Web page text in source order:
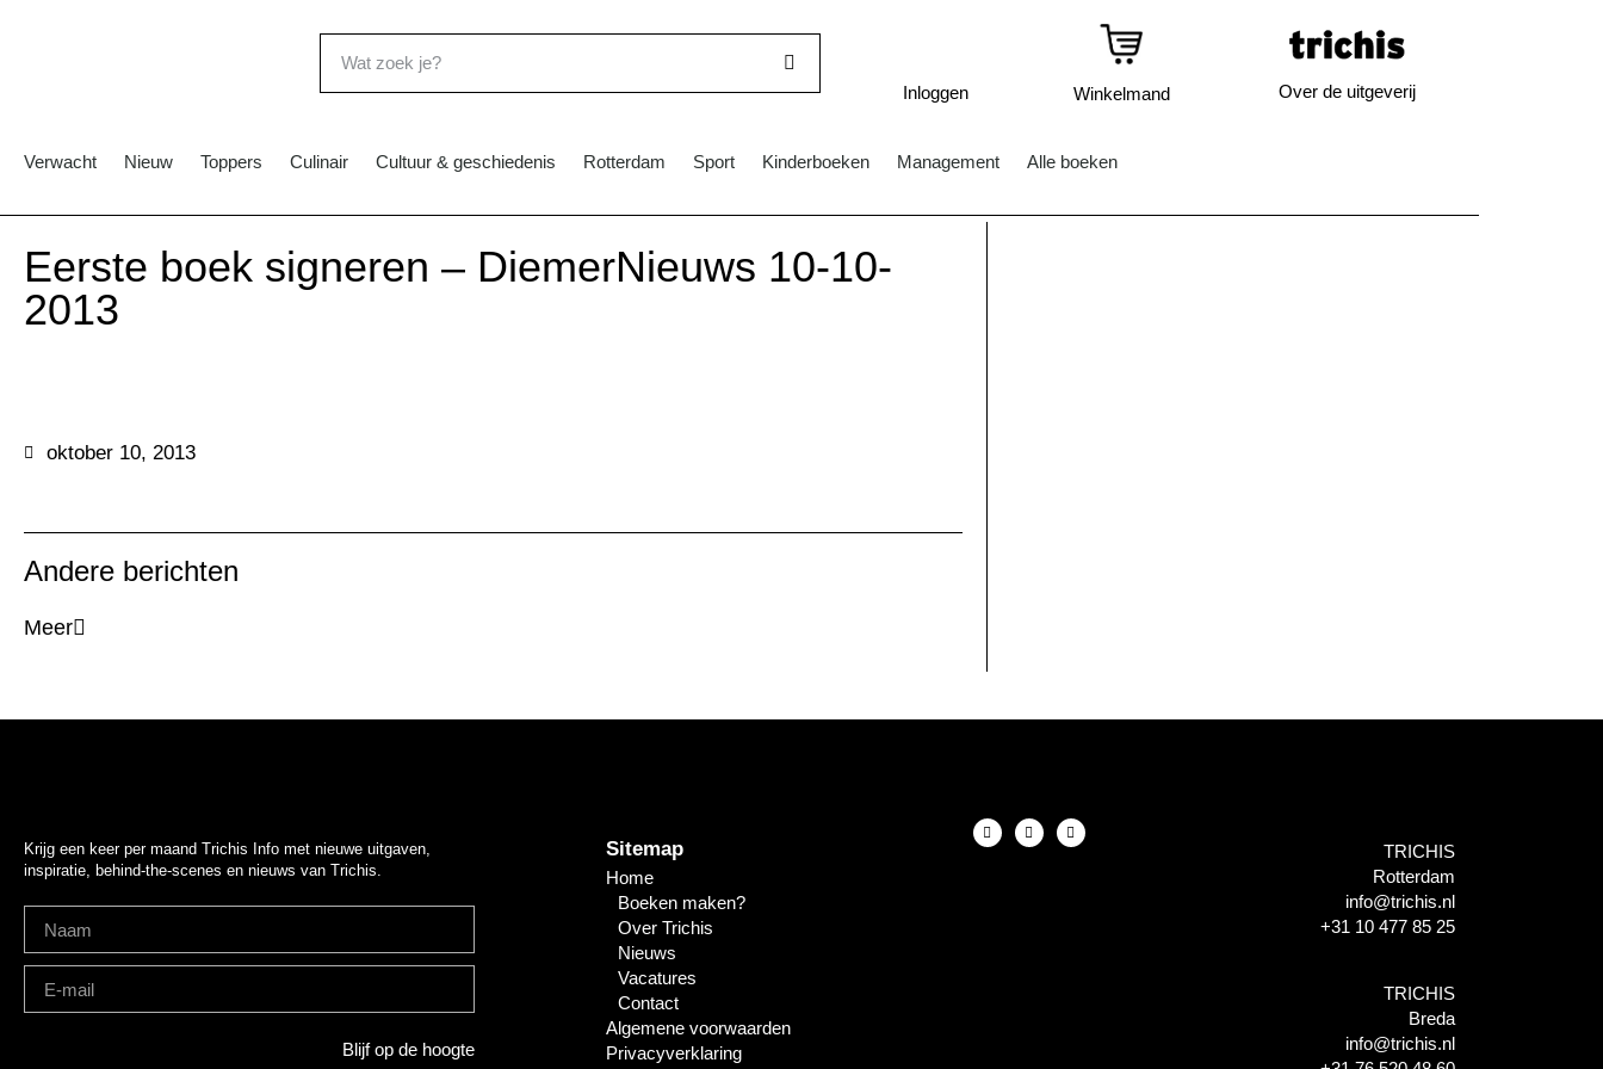
Inloggen Winkelmand Over de uitgeverij
Verwacht Nieuw Toppers Culinair Cultuur & geschiedenis Rotterdam Sport Kinderboeken Management Alle boeken
Eerste boek signeren – DiemerNieuws 10-10-
2013
oktober 10, 2013
Andere berichten
Meer
Krijg een keer per maand Trichis Info met nieuwe uitgaven,
inspiratie, behind-the-scenes en nieuws van Trichis.
Blijf op de hoogte
Sitemap
Home
Boeken maken?
Over Trichis
Nieuws
Vacatures
Contact
Algemene voorwaarden
Privacyverklaring
TRICHIS
Rotterdam
info@trichis.nl
+31 10 477 85 25
TRICHIS
Breda
info@trichis.nl